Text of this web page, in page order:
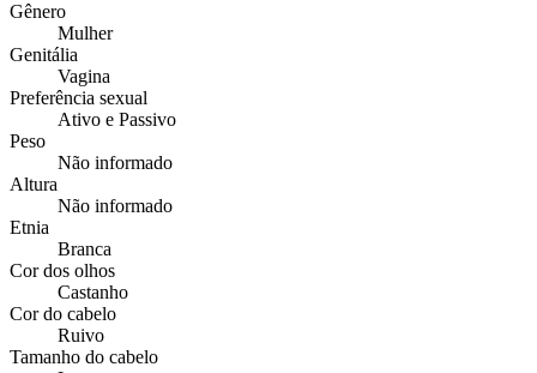
Gênero
Mulher
Genitália
Vagina
Preferência sexual
Ativo e Passivo
Peso
Não informado
Altura
Não informado
Etnia
Branca
Cor dos olhos
Castanho
Cor do cabelo
Ruivo
Tamanho do cabelo